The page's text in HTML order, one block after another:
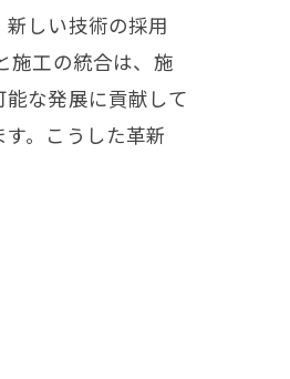
しい技術の採用
施工の統合は、施
な発展に貢献して
。こうした革新